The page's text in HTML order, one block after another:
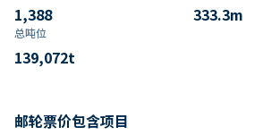
1,388 333.3m
总吨位
139,072t
邮轮票价包含项目